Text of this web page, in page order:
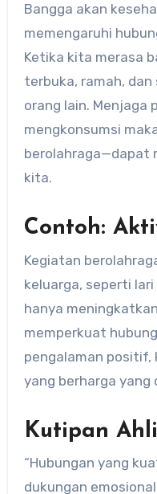
Bangga akan
memengaruhi
Ketika kita merasa
terbuka, ramah,
orang lain. Menjaga
mengkonsumsi
berolahraga—dapat
kita.
Contoh:
Kegiatan
keluarga, seperti
hanya
memperkuat
pengalaman positif,
yang berharga
Kutipan Ahli
“Hubungan yang
dukungan